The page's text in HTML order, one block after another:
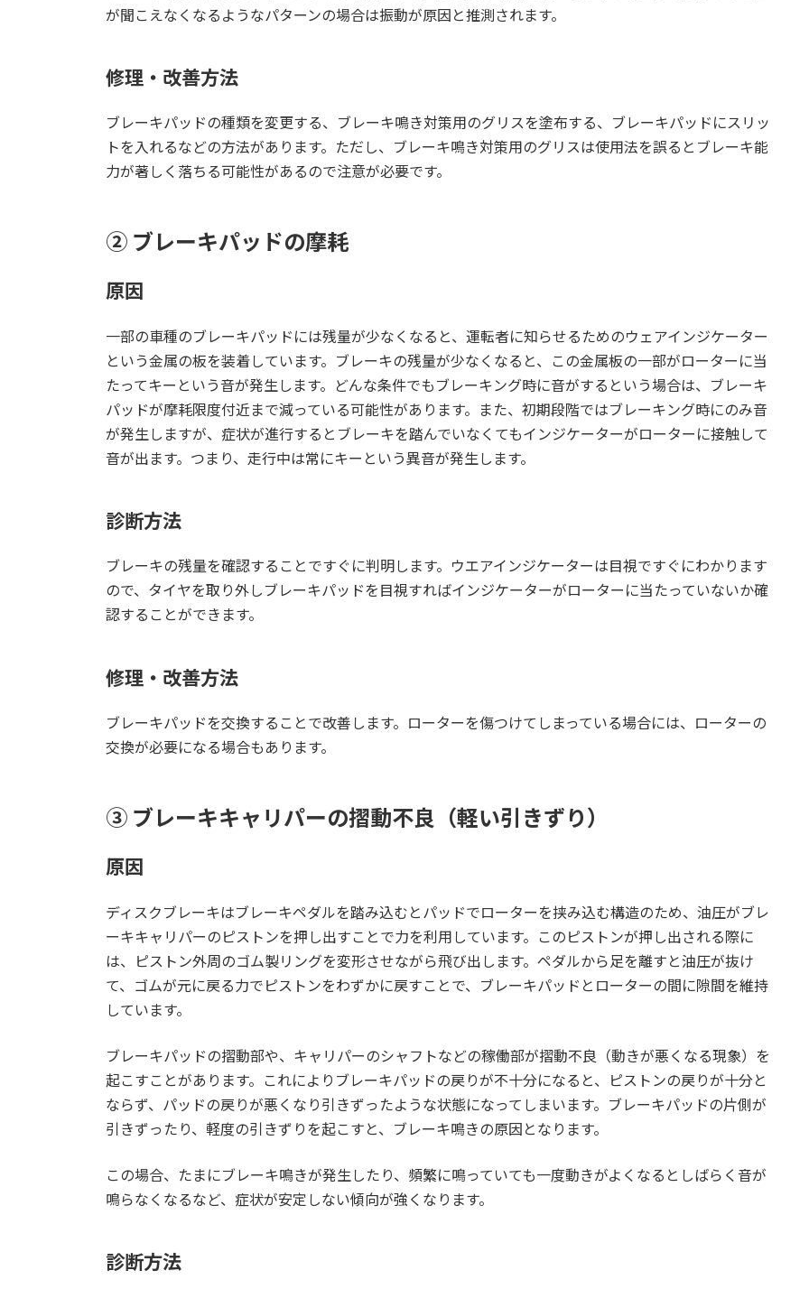
が聞こえなくなるようなパターンの場合は振動が原因と推測されます。
修理・改善方法
ブレーキパッドの種類を変更する、ブレーキ鳴き対策用のグリスを塗布する、ブレーキパッドにスリッ
トを入れるなどの方法があります。ただし、ブレーキ鳴き対策用のグリスは使用法を誤るとブレーキ能
力が著しく落ちる可能性があるので注意が必要です。
② ブレーキパッドの摩耗
原因
一部の車種のブレーキパッドには残量が少なくなると、運転者に知らせるためのウェアインジケーター
という金属の板を装着しています。ブレーキの残量が少なくなると、この金属板の一部がローターに当
たってキーという音が発生します。どんな条件でもブレーキング時に音がするという場合は、ブレーキ
パッドが摩耗限度付近まで減っている可能性があります。また、初期段階ではブレーキング時にのみ音
が発生しますが、症状が進行するとブレーキを踏んでいなくてもインジケーターがローターに接触して
音が出ます。つまり、走行中は常にキーという異音が発生します。
診断方法
ブレーキの残量を確認することですぐに判明します。ウエアインジケーターは目視ですぐにわかります
ので、タイヤを取り外しブレーキパッドを目視すればインジケーターがローターに当たっていないか確
認することができます。
修理・改善方法
ブレーキパッドを交換することで改善します。ローターを傷つけてしまっている場合には、ローターの
交換が必要になる場合もあります。
③ ブレーキキャリパーの摺動不良（軽い引きずり）
原因
ディスクブレーキはブレーキペダルを踏み込むとパッドでローターを挟み込む構造のため、油圧がブレ
ーキキャリパーのピストンを押し出すことで力を利用しています。このピストンが押し出される際に
は、ピストン外周のゴム製リングを変形させながら飛び出します。ペダルから足を離すと油圧が抜け
て、ゴムが元に戻る力でピストンをわずかに戻すことで、ブレーキパッドとローターの間に隙間を維持
しています。
ブレーキパッドの摺動部や、キャリパーのシャフトなどの稼働部が摺動不良（動きが悪くなる現象）を
起こすことがあります。これによりブレーキパッドの戻りが不十分になると、ピストンの戻りが十分と
ならず、パッドの戻りが悪くなり引きずったような状態になってしまいます。ブレーキパッドの片側が
引きずったり、軽度の引きずりを起こすと、ブレーキ鳴きの原因となります。
この場合、たまにブレーキ鳴きが発生したり、頻繁に鳴っていても一度動きがよくなるとしばらく音が
鳴らなくなるなど、症状が安定しない傾向が強くなります。
診断方法